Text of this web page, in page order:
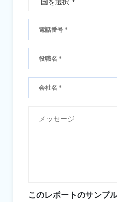
このレポートのサンプ